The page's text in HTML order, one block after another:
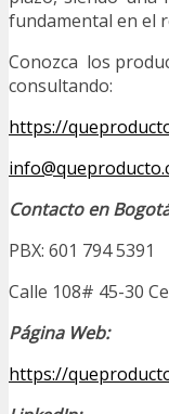
fundamental en el
Conozca los
consultando:
https://
Contacto en
PBX: 601 794 5391
Calle 108# 45-30
Página Web:
https://